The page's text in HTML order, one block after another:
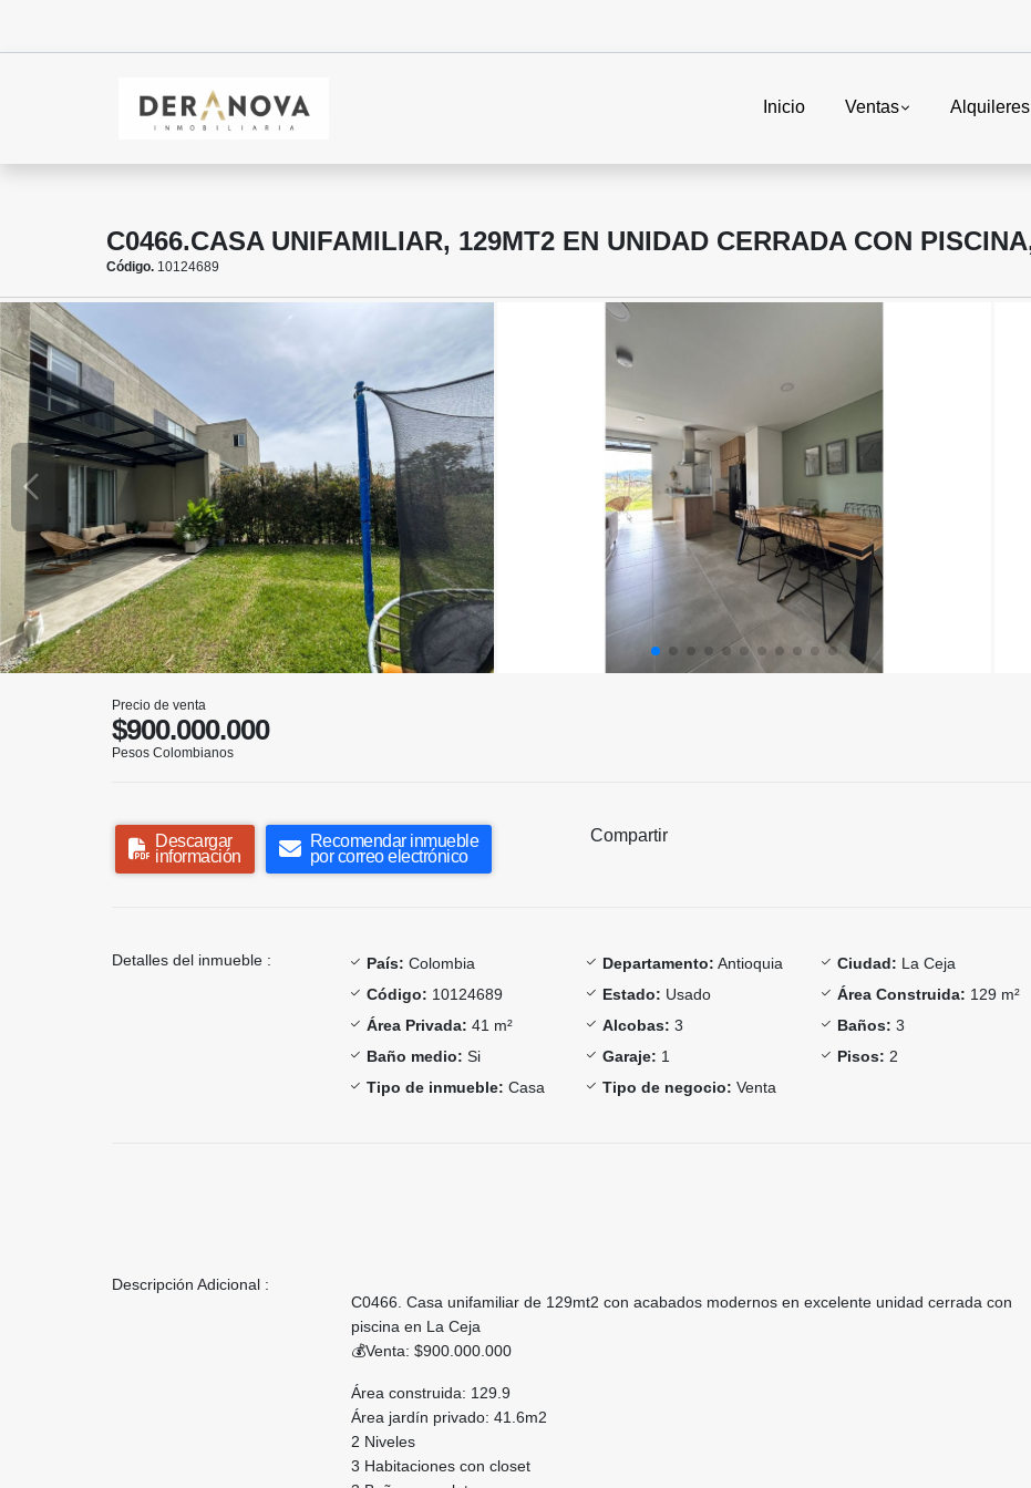
Inicio Ventas Alquileres
C0466.CASA UNIFAMILIAR, 129MT2 EN UNIDAD CERRADA CON
Código. 10124689
Precio de venta
$900.000.000
Pesos Colombianos
Descargar
información
Recomendar inmueble
por correo electrónico
Compartir
Detalles del inmueble : País: Colombia Departamento: Antioquia Ciudad: La Ceja
Código: 10124689 Estado: Usado Área Construida: 129 m²
Área Privada: 41 m² Alcobas: 3 Baños: 3
Baño medio: Si Garaje: 1 Pisos: 2
Tipo de inmueble: Casa Tipo de negocio: Venta
Descripción Adicional :
C0466. Casa unifamiliar de 129mt2 con acabados modernos en excelente unidad cerrada con
piscina en La Ceja
💰Venta: $900.000.000
Área construida: 129.9
Área jardín privado: 41.6m2
2 Niveles
3 Habitaciones con closet